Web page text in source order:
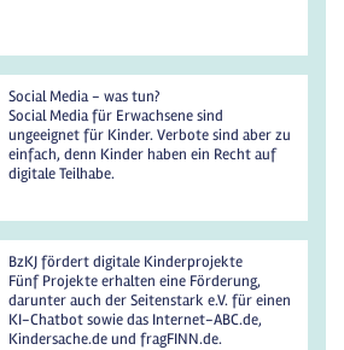
Social Media - was tun?
Social Media für Erwachsene sind
ungeeignet für Kinder. Verbote sind aber zu
einfach, denn Kinder haben ein Recht auf
digitale Teilhabe.
BzKJ fördert digitale Kinderprojekte
Fünf Projekte erhalten eine Förderung,
darunter auch der Seitenstark e.V. für einen
KI-Chatbot sowie das Internet-ABC.de,
Kindersache.de und fragFINN.de.